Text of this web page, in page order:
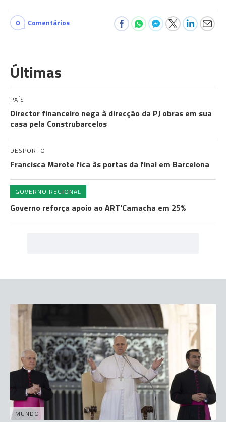
0 Comentários
Últimas
PAÍS
Director financeiro nega à direcção da PJ obras em sua
casa pela Construbarcelos
DESPORTO
Francisca Marote fica às portas da final em Barcelona
GOVERNO REGIONAL
Governo reforça apoio ao ART'Camacha em 25%
MUNDO